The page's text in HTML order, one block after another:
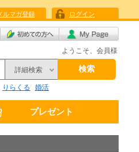
ルマガ登録 ログイン
ようこそ、会員様
詳細検索 検索
りらくる 婚活
プレゼント